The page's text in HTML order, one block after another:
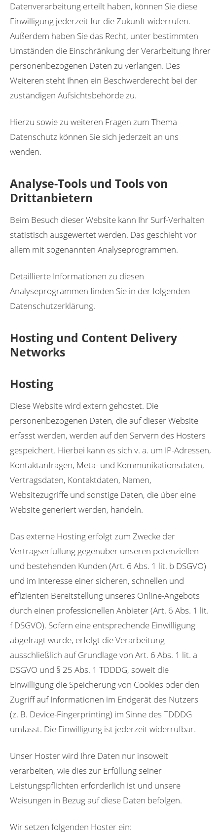
Datenverarbeitung erteilt haben, können Sie diese
Einwilligung jederzeit für die Zukunft widerrufen.
Außerdem haben Sie das Recht, unter bestimmten
Umständen die Einschränkung der Verarbeitung Ihrer
personenbezogenen Daten zu verlangen. Des
Weiteren steht Ihnen ein Beschwerderecht bei der
zuständigen Aufsichtsbehörde zu.
Hierzu sowie zu weiteren Fragen zum Thema
Datenschutz können Sie sich jederzeit an uns
wenden.
Analyse-Tools und Tools von
Drittanbietern
Beim Besuch dieser Website kann Ihr Surf-Verhalten
statistisch ausgewertet werden. Das geschieht vor
allem mit sogenannten Analyseprogrammen.
Detaillierte Informationen zu diesen
Analyseprogrammen finden Sie in der folgenden
Datenschutzerklärung.
Hosting und Content Delivery
Networks
Hosting
Diese Website wird extern gehostet. Die
personenbezogenen Daten, die auf dieser Website
erfasst werden, werden auf den Servern des Hosters
gespeichert. Hierbei kann es sich v. a. um IP-Adressen,
Kontaktanfragen, Meta- und Kommunikationsdaten,
Vertragsdaten, Kontaktdaten, Namen,
Websitezugriffe und sonstige Daten, die über eine
Website generiert werden, handeln.
Das externe Hosting erfolgt zum Zwecke der
Vertragserfüllung gegenüber unseren potenziellen
und bestehenden Kunden (Art. 6 Abs. 1 lit. b DSGVO)
und im Interesse einer sicheren, schnellen und
effizienten Bereitstellung unseres Online-Angebots
durch einen professionellen Anbieter (Art. 6 Abs. 1 lit.
f DSGVO). Sofern eine entsprechende Einwilligung
abgefragt wurde, erfolgt die Verarbeitung
ausschließlich auf Grundlage von Art. 6 Abs. 1 lit. a
DSGVO und § 25 Abs. 1 TDDDG, soweit die
Einwilligung die Speicherung von Cookies oder den
Zugriff auf Informationen im Endgerät des Nutzers
(z. B. Device-Fingerprinting) im Sinne des TDDDG
umfasst. Die Einwilligung ist jederzeit widerrufbar.
Unser Hoster wird Ihre Daten nur insoweit
verarbeiten, wie dies zur Erfüllung seiner
Leistungspflichten erforderlich ist und unsere
Weisungen in Bezug auf diese Daten befolgen.
Wir setzen folgenden Hoster ein: